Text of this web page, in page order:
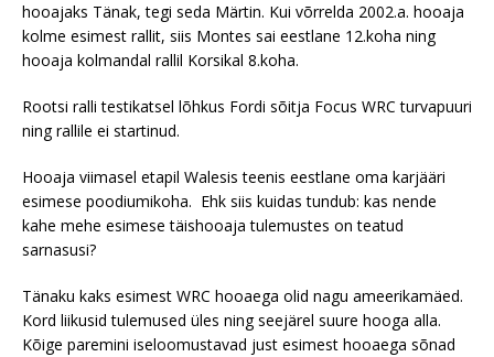
hooajaks Tänak, tegi seda Märtin. Kui võrrelda 2002.a. hooaja
kolme esimest rallit, siis Montes sai eestlane 12.koha ning
hooaja kolmandal rallil Korsikal 8.koha.
Rootsi ralli testikatsel lõhkus Fordi sõitja Focus WRC turvapuuri
ning rallile ei startinud.
Hooaja viimasel etapil Walesis teenis eestlane oma karjääri
esimese poodiumikoha. Ehk siis kuidas tundub: kas nende
kahe mehe esimese täishooaja tulemustes on teatud
sarnasusi?
Tänaku kaks esimest WRC hooaega olid nagu ameerikamäed.
Kord liikusid tulemused üles ning seejärel suure hooga alla.
Kõige paremini iseloomustavad just esimest hooaega sõnad